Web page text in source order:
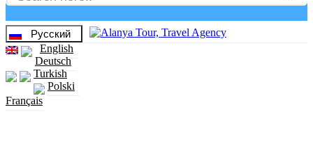
Русский
English
Deutsch
Turkish
Polski
Français